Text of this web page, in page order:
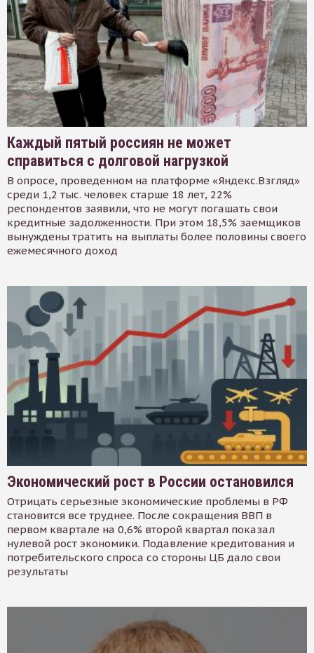
Каждый пятый россиян не может
справиться с долговой нагрузкой
В опросе, проведенном на платформе «Яндекс.Взгляд»
среди 1,2 тыс. человек старше 18 лет, 22%
респондентов заявили, что не могут погашать свои
кредитные задолженности. При этом 18,5% заемщиков
вынуждены тратить на выплаты более половины своего
ежемесячного доход
Экономический рост в России остановился
Отрицать серьезные экономические проблемы в РФ
становится все труднее. После сокращения ВВП в
первом квартале на 0,6% второй квартал показал
нулевой рост экономики. Подавление кредитования и
потребительского спроса со стороны ЦБ дало свои
результаты